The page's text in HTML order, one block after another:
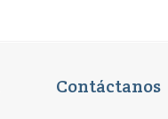
Contáctanos